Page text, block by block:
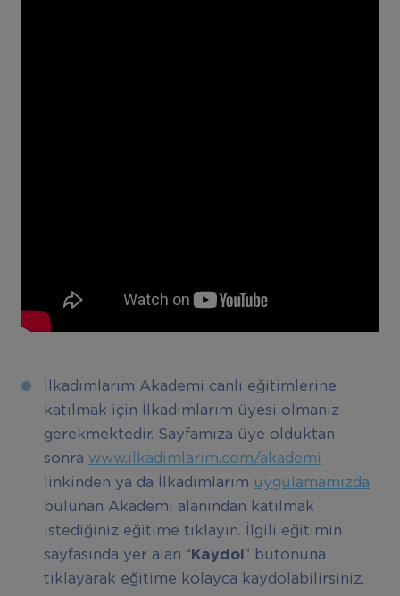
İlkadımlarım Akademi canlı eğitimlerine
katılmak için İlkadımlarım üyesi olmanız
gerekmektedir. Sayfamıza üye olduktan
sonra www.ilkadimlarim.com/akademi
linkinden ya da İlkadımlarım uygulamamızda
bulunan Akademi alanından katılmak
istediğiniz eğitime tıklayın. İlgili eğitimin
sayfasında yer alan “Kaydol” butonuna
tıklayarak eğitime kolayca kaydolabilirsiniz.